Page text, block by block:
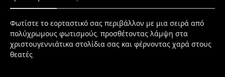
Φωτίστε το εορταστικό σας περιβάλλον με μια σειρά από
πολύχρωμους φωτισμούς, προσθέτοντας λάμψη στα
χριστουγεννιάτικα στολίδια σας και φέρνοντας χαρά στους
θεατές.